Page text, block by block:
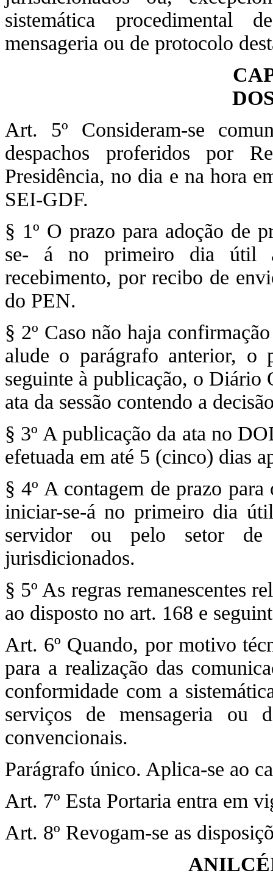
sistemática procedimental
mensageria ou de protocolo
Art. 5º Consideram-se
despachos proferidos por
Presidência, no dia e na hora
SEI-GDF.
§ 1º O prazo para adoção de
se- á no primeiro dia útil
recebimento, por recibo de
do PEN.
§ 2º Caso não haja
alude o parágrafo anterior,
seguinte à publicação, o
ata da sessão contendo a
§ 3º A publicação da ata no
efetuada em até 5 (cinco) dias
§ 4º A contagem de prazo
iniciar-se-á no primeiro dia
servidor ou pelo setor de
jurisdicionados.
§ 5º As regras remanescentes
ao disposto no art. 168 e
Art. 6º Quando, por motivo
para a realização das
conformidade com a
serviços de mensageria ou
convencionais.
Parágrafo único. Aplica-se ao
Art. 7º Esta Portaria entra em
Art. 8º Revogam-se as